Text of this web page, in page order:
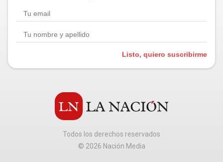
Listo, quiero suscribirme
Todos los derechos reservados
© 2026 Nación Media